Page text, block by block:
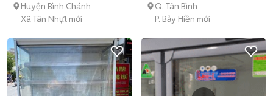
Huyện Bình Chánh
Xã Tân Nhựt mới
Q. Tân Bình
P. Bảy Hiền mới